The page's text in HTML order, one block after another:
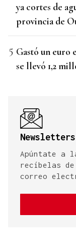
ya cortes de
provincia de
Gastó un euro
se llevó 1,2
Apúntate a
recíbelas
correo